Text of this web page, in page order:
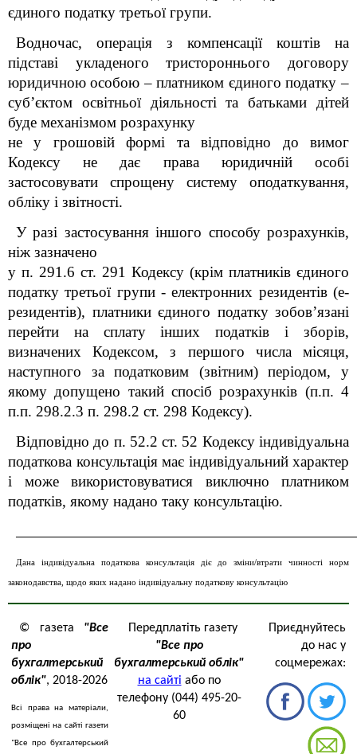
єдиного податку третьої групи.
Водночас, операція з компенсації коштів на
підставі укладеного тристороннього договору
юридичною особою – платником єдиного податку –
суб’єктом освітньої діяльності та батьками дітей
буде механізмом розрахунку
не у грошовій формі та відповідно до вимог
Кодексу не дає права юридичній особі
застосовувати спрощену систему оподаткування,
обліку і звітності.
У разі застосування іншого способу розрахунків,
ніж зазначено
у п. 291.6 ст. 291 Кодексу (крім платників єдиного
податку третьої групи - електронних резидентів (е-
резидентів), платники єдиного податку зобов’язані
перейти на сплату інших податків і зборів,
визначених Кодексом, з першого числа місяця,
наступного за податковим (звітним) періодом, у
якому допущено такий спосіб розрахунків (п.п.4
п.п. 298.2.3 п. 298.2 ст. 298 Кодексу).
Відповідно до п. 52.2 ст. 52 Кодексуіндивідуальна
податкова консультація має індивідуальний характер
і може використовуватися виключно платником
податків, якому надано таку консультацію.
Дана індивідуальна податкова консультація діє до зміни/втрати чинності норм
законодавства, щодо яких надано індивідуальну податкову консультацію
© газета "Все
про
бухгалтерський
облік", 2018-2026
Всі права на матеріали,
розміщені на сайті газети
"Все про бухгалтерський
Передплатіть газету
"Все про
бухгалтерський облік"
на сайті або по
телефону (044) 495-20-
60
Приєднуйтесь
до нас у
соцмережах: